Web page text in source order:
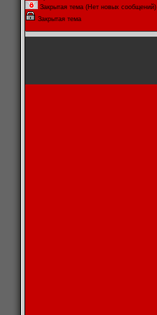
Закрытая тема (Нет новых сообщений)
Закрытая тема